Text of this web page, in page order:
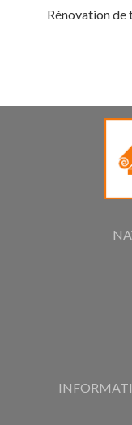
Rénovation de